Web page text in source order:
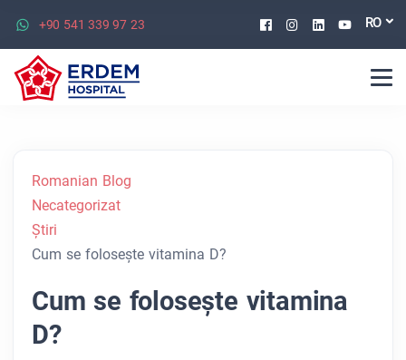
+90 541 339 97 23 Facebook
Instagram
Linkedin
RO
Romanian Blog
Necategorizat
Ştiri
Cum se folosește vitamina D?
Cum se folosește vitamina
D?